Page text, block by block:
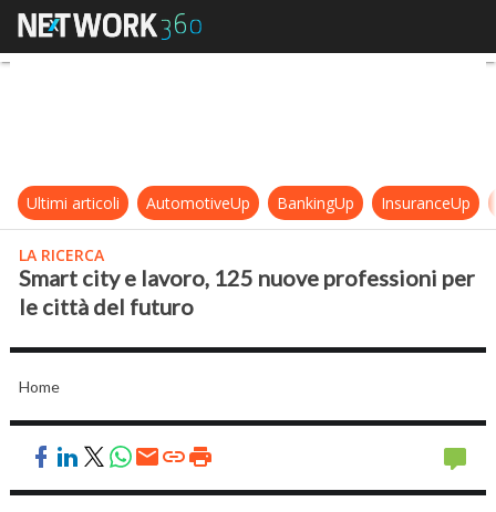
Smart city e lavoro, 125 nuove
Ultimi articoli AutomotiveUp BankingUp InsuranceUp
LA RICERCA
Smart city e lavoro, 125 nuove professioni per
le città del futuro
Home